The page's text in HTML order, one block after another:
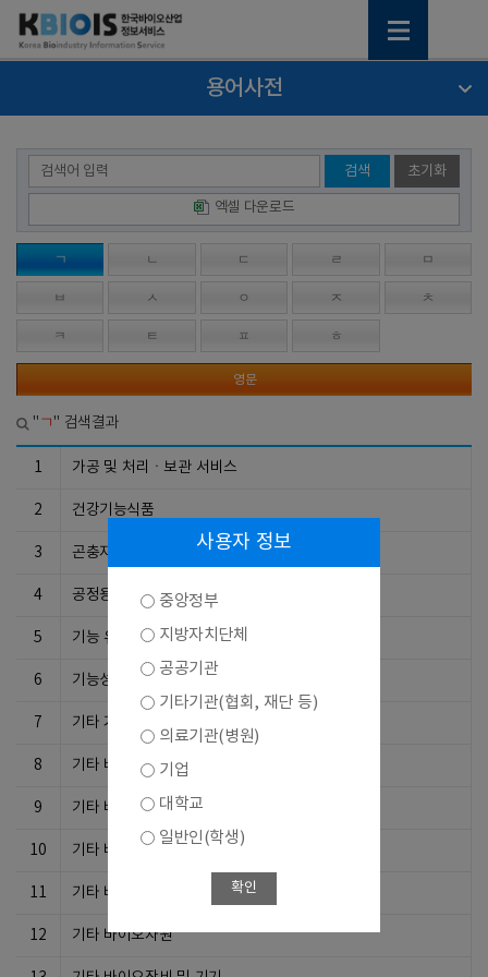
용어사전
검색 초기화
엑셀 다운로드
ㄱ ㄴ ㄷ ㄹ ㅁ
ㅂ ㅅ ㅇ ㅈ ㅊ
ㅋ ㅌ ㅍ ㅎ
영문
"ㄱ" 검색결과
1 가공 및 처리ㆍ보관 서비스
2 건강기능식품
3 곤충자원이용기술
4 공정용 부품
5 기능 유전체학기술
6 기능성 생체재료 개발기술
7 기타 거대분자공학기술
8 기타 바이오서비스
9 기타 바이오식품
10 기타 바이오의료기기
11 기타 바이오의약제품
12 기타 바이오자원
사용자 정보
중앙정부
지방자치단체
공공기관
기타기관(협회, 재단 등)
의료기관(병원)
기업
대학교
일반인(학생)
확인